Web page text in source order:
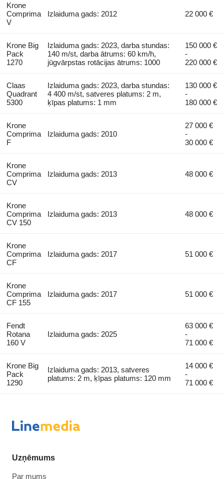
Krone
Comprima
V
Izlaiduma gads: 2012 22 000 €
Krone Big
Pack
1270
Izlaiduma gads: 2023, darba stundas:
140 m/st, darba ātrums: 60 km/h,
jūgvārpstas rotācijas ātrums: 1000
150 000 €
-
220 000 €
Claas
Quadrant
5300
Izlaiduma gads: 2023, darba stundas:
4 400 m/st, satveres platums: 2 m,
ķīpas platums: 1 mm
130 000 €
-
180 000 €
Krone
Comprima
F
Izlaiduma gads: 2010
27 000 €
-
30 000 €
Krone
Comprima
CV
Izlaiduma gads: 2013 48 000 €
Krone
Comprima
CV 150
Izlaiduma gads: 2013 48 000 €
Krone
Comprima
CF
Izlaiduma gads: 2017 51 000 €
Krone
Comprima
CF 155
Izlaiduma gads: 2017 51 000 €
Fendt
Rotana
160 V
Izlaiduma gads: 2025
63 000 €
-
71 000 €
Krone Big
Pack
1290
Izlaiduma gads: 2013, satveres
platums: 2 m, ķīpas platums: 120 mm
14 000 €
-
71 000 €
Uzņēmums
Par mums